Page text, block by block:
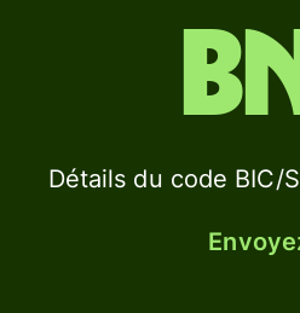
Détails du code BIC/